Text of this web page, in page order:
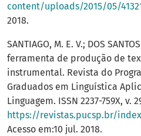
content/uploads/2015/05/
2018.
SANTIAGO, M. E. V.; DOS
ferramenta de produção de
instrumental. Revista do
Graduados em Linguística
Linguagem. ISSN 2237-759X, v.
https://revistas.pucsp.br/
Acesso em:10 jul. 2018.